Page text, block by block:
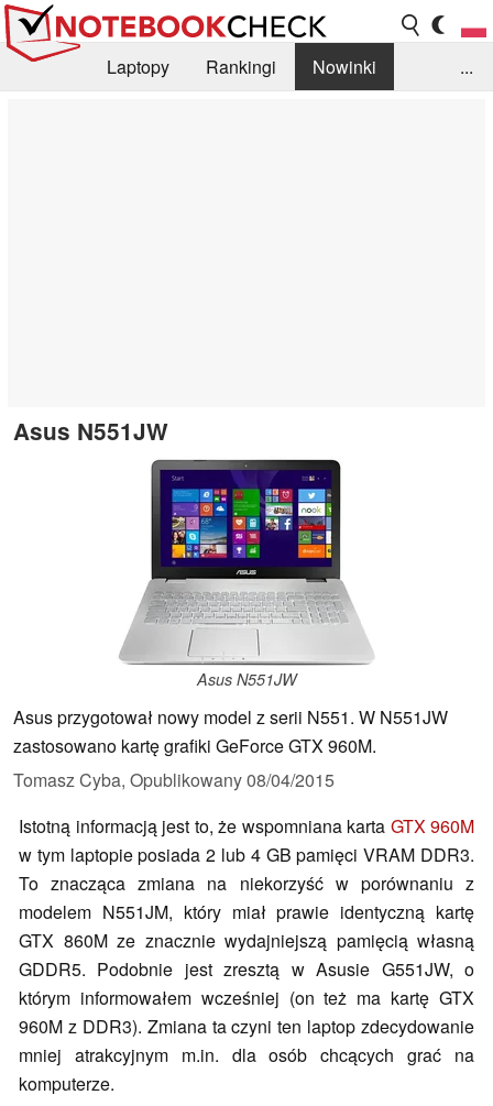
Laptopy Rankingi
Nowinki
...
Asus N551JW
Asus N551JW
Asus przygotował nowy model z serii N551. W N551JW
zastosowano kartę grafiki GeForce GTX 960M.
Tomasz Cyba, Opublikowany08/04/2015
Istotną informacją jest to, że wspomniana karta GTX 960M
w tym laptopie posiada 2 lub 4 GB pamięci VRAM DDR3.
To znacząca zmiana na niekorzyść w porównaniu z
modelem N551JM, który miał prawie identyczną kartę
GTX 860M ze znacznie wydajniejszą pamięcią własną
GDDR5. Podobnie jest zresztą w Asusie G551JW, o
którym informowałem wcześniej (on też ma kartę GTX
960M z DDR3). Zmiana ta czyni ten laptop zdecydowanie
mniej atrakcyjnym m.in. dla osób chcących grać na
komputerze.